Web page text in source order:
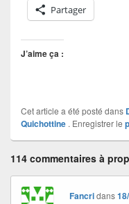
Partager
J’aime ça :
Cet article a été posté dans
Quichottine . Enregistrer le
114 commentaires à
Fancridans